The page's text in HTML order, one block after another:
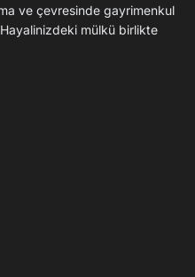
ve çevresinde gayrimenkul
Hayalinizdeki mülkü birlikte